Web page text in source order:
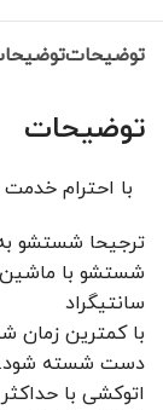
توضیحات
توضیحات
با احترام
ترجیحا شستشو
سانتیگراد
با کمترين
دست شسته شود.
اتوکشی با حداکثر دمای 110